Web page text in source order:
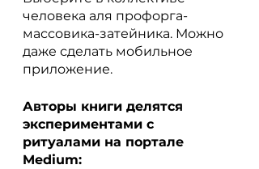
человека аля профорга-
массовика-затейника. Можно
даже сделать мобильное
приложение.
Авторы книги делятся
экспериментами с
ритуалами на портале
Medium: